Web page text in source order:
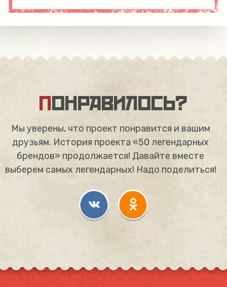
ПОНРАВИЛОСЬ?
Мы уверены, что проект понравится и вашим
друзьям. История проекта «50 легендарных
брендов» продолжается! Давайте вместе
выберем самых легендарных! Надо поделиться!